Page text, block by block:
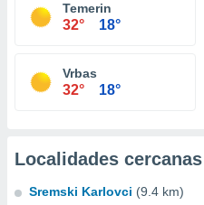
Temerin
32° 18°
Vrbas
32° 18°
Localidades cercanas
Sremski Karlovci (9.4 km)